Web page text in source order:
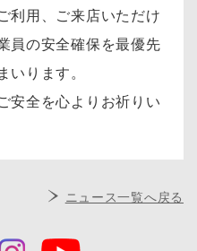
利用、ご来店いただけ
員の安全確保を最優先
いります。
安全を心よりお祈りい
ニュース一覧へ戻る